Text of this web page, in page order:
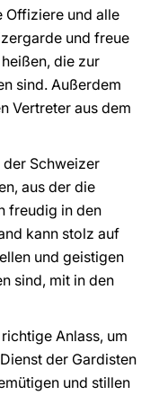
Offiziere und alle
und freue
die zur
sind. Außerdem
Vertreter aus dem
der Schweizer
aus der die
freudig in den
kann stolz auf
und geistigen
sind, mit in den
Anlass, um
der Gardisten
und stillen